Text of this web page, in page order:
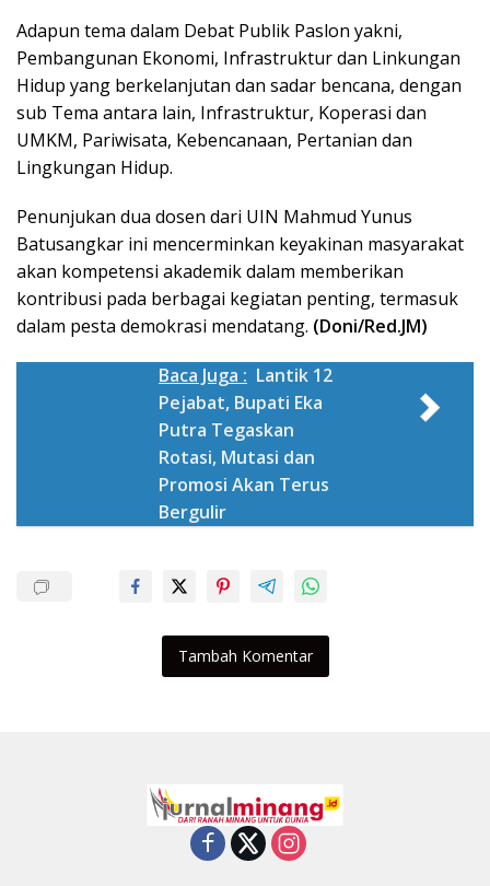
Adapun tema dalam Debat Publik Paslon yakni,
Pembangunan Ekonomi, Infrastruktur dan Linkungan
Hidup yang berkelanjutan dan sadar bencana, dengan
sub Tema antara lain, Infrastruktur, Koperasi dan
UMKM, Pariwisata, Kebencanaan, Pertanian dan
Lingkungan Hidup.
Penunjukan dua dosen dari UIN Mahmud Yunus
Batusangkar ini mencerminkan keyakinan masyarakat
akan kompetensi akademik dalam memberikan
kontribusi pada berbagai kegiatan penting, termasuk
dalam pesta demokrasi mendatang. (Doni/Red.JM)
Baca Juga : Lantik 12
Pejabat, Bupati Eka
Putra Tegaskan
Rotasi, Mutasi dan
Promosi Akan Terus
Bergulir
Tambah Komentar